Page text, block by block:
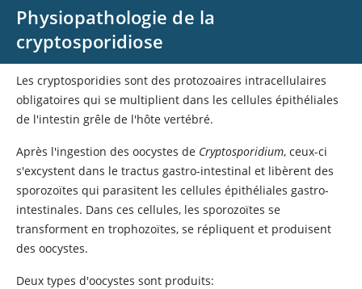
Physiopathologie de la
cryptosporidiose
Les cryptosporidies sont des protozoaires intracellulaires
obligatoires qui se multiplient dans les cellules épithéliales
de l'intestin grêle de l'hôte vertébré.
Après l'ingestion des oocystes de Cryptosporidium, ceux-ci
s'excystent dans le tractus gastro-intestinal et libèrent des
sporozoïtes qui parasitent les cellules épithéliales gastro-
intestinales. Dans ces cellules, les sporozoïtes se
transforment en trophozoïtes, se répliquent et produisent
des oocystes.
Deux types d'oocystes sont produits: